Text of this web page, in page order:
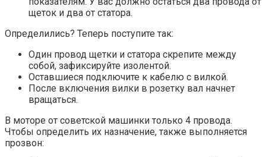
щеток и два от статора.
Определились? Теперь поступите так:
Один провод щетки и статора скрепите между
собой, зафиксируйте изолентой.
Оставшиеся подключите к кабелю с вилкой.
После включения вилки в розетку вал начнет
вращаться.
В моторе от советской машинки только 4 провода.
Чтобы определить их назначение, также выполняется
прозвон: